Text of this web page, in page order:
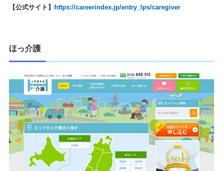
【公式サイト】 https://careerindex.jp/entry_lps/caregiver
ほっ介護